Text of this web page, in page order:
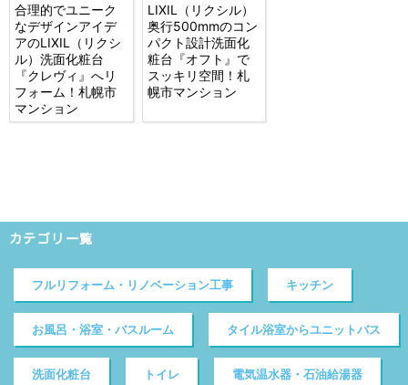
合理的でユニーク
なデザインアイデ
アのLIXIL（リクシ
ル）洗面化粧台
『クレヴィ』へリ
フォーム！札幌市
マンション
LIXIL（リクシル）
奥行500mmのコン
パクト設計洗面化
粧台『オフト』で
スッキリ空間！札
幌市マンション
カテゴリ一覧
フルリフォーム・リノベーション工事 キッチン
お風呂・浴室・バスルーム タイル浴室からユニットバス
洗面化粧台 トイレ 電気温水器・石油給湯器